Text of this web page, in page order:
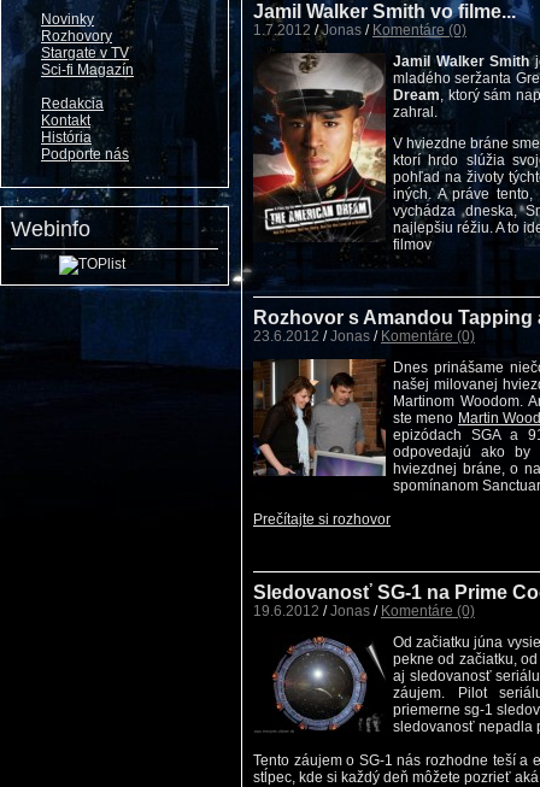
Novinky
Rozhovory
Stargate v TV
Sci-fi Magazín
Redakcia
Kontakt
História
Podporte nás
Webinfo
Jamil Walker Smith vo filme...
1.7.2012 /Jonas / Komentáre (0)
Jamil Walker Smith
mladého seržanta
Dream, ktorý sám
zahral.
V hviezdne bráne
ktorí hrdo slúžia
pohľad na životy
iných. A práve
vychádza dneska,
najlepšiu réžiu. A to
filmov
Rozhovor s Amandou Tapping
23.6.2012 /Jonas / Komentáre (0)
Dnes prinášame
našej milovanej
Martinom Woodom.
ste meno Martin
epizódach SGA a
odpovedajú ako
hviezdnej bráne, o
spomínanom
Prečítajte si rozhovor
Sledovanosť SG-1 na Prime
19.6.2012 /Jonas / Komentáre (0)
Od začiatku júna
pekne od začiatku,
aj sledovanosť
záujem. Pilot
priemerne sg-1
sledovanosť nepadla
Tento záujem o SG-1 nás rozhodne teší a
stĺpec, kde si každý deň môžete pozrieť